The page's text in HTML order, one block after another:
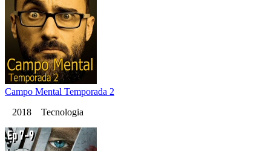
Campo Mental Temporada 2
2018 Tecnologia